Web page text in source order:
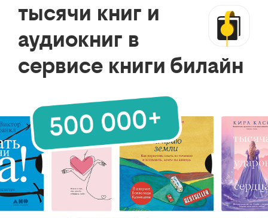
тысячи книг и
аудиокниг в
сервисе книги билайн